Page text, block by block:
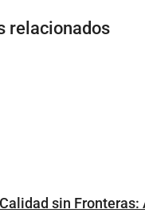
relacionados
sin Fronteras: